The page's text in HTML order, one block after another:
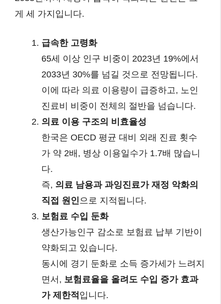
게 세 가지입니다.
급속한 고령화
65세 이상 인구 비중이 2023년 19%에서
2033년 30%를 넘길 것으로 전망됩니다.
이에 따라 의료 이용량이 급증하고, 노인
진료비 비중이 전체의 절반을 넘습니다.
의료 이용 구조의 비효율성
한국은 OECD 평균 대비 외래 진료 횟수
가 약 2배, 병상 이용일수가 1.7배 많습니
다.
즉, 의료 남용과 과잉진료가 재정 악화의
직접 원인 으로 지적됩니다.
보험료 수입 둔화
생산가능인구 감소로 보험료 납부 기반이
약화되고 있습니다.
동시에 경기 둔화로 소득 증가세가 느려지
면서, 보험료율을 올려도 수입 증가 효과
가 제한적 입니다.